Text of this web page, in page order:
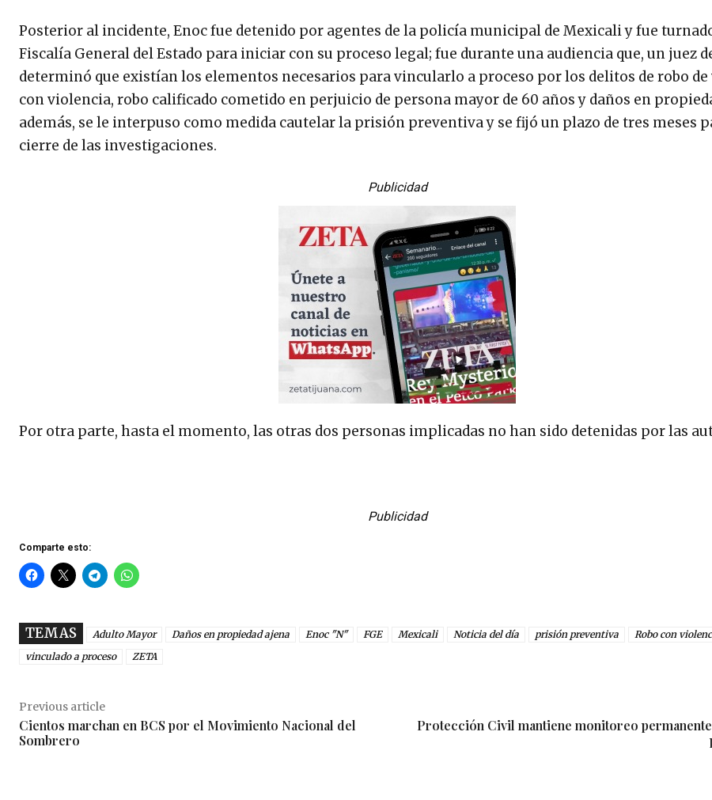
Posterior al incidente, Enoc fue detenido por agentes de la policía municipal de Mexicali y fue
Fiscalía General del Estado para iniciar con su proceso legal; fue durante una audiencia que, un juez
determinó que existían los elementos necesarios para vincularlo a proceso por los delitos de robo
con violencia, robo calificado cometido en perjuicio de persona mayor de 60 años y daños en
además, se le interpuso como medida cautelar la prisión preventiva y se fijó un plazo de tres meses
cierre de las investigaciones.
Publicidad
Por otra parte, hasta el momento, las otras dos personas implicadas no han sido detenidas por las
Publicidad
Comparte esto:
TEMAS Adulto Mayor Daños en propiedad ajena Enoc "N" FGE Mexicali Noticia del día prisión preventiva
Robo con
vinculado a proceso
ZETA
Previous article
Cientos marchan en BCS por el Movimiento Nacional del
Sombrero
Protección Civil mantiene monitoreo